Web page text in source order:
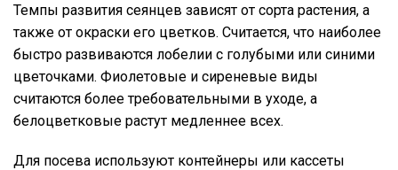
Темпы развития сеянцев зависят от сорта растения, а
также от окраски его цветков. Считается, что наиболее
быстро развиваются лобелии с голубыми или синими
цветочками. Фиолетовые и сиреневые виды
считаются более требовательными в уходе, а
белоцветковые растут медленнее всех.
Для посева используют контейнеры или кассеты